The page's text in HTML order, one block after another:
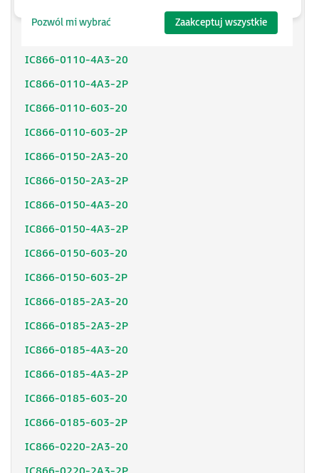
IC866-0110-4A3-20
IC866-0110-4A3-2P
IC866-0110-603-20
IC866-0110-603-2P
IC866-0150-2A3-20
IC866-0150-2A3-2P
IC866-0150-4A3-20
IC866-0150-4A3-2P
IC866-0150-603-20
IC866-0150-603-2P
IC866-0185-2A3-20
IC866-0185-2A3-2P
IC866-0185-4A3-20
IC866-0185-4A3-2P
IC866-0185-603-20
IC866-0185-603-2P
IC866-0220-2A3-20
Pozwól mi wybrać Zaakceptuj wszystkie